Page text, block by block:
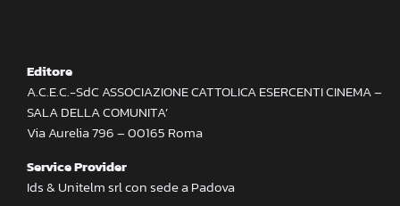
Editore
A.C.E.C.-SdC ASSOCIAZIONE CATTOLICA ESERCENTI CINEMA –
SALA DELLA COMUNITA’
Via Aurelia 796 – 00165 Roma
Service Provider
Ids & Unitelm srl con sede a Padova